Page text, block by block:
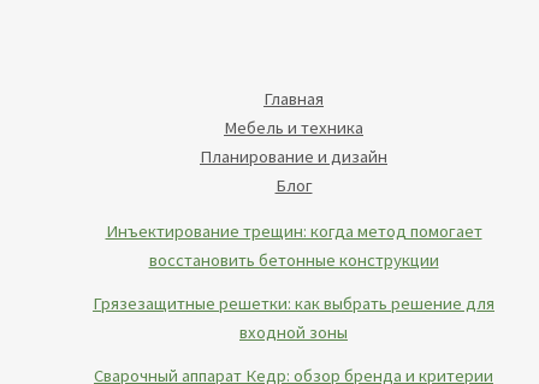
Главная
Мебель и техника
Планирование и дизайн
Блог
Инъектирование трещин: когда метод помогает
восстановить бетонные конструкции
Грязезащитные решетки: как выбрать решение для
входной зоны
Сварочный аппарат Кедр: обзор бренда и критерии